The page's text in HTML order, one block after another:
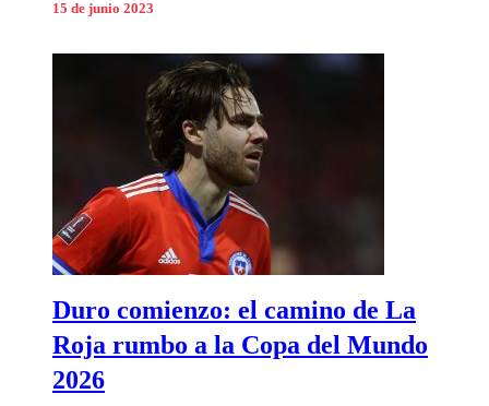
15 de junio 2023
Duro comienzo: el camino de La
Roja rumbo a la Copa del Mundo
2026